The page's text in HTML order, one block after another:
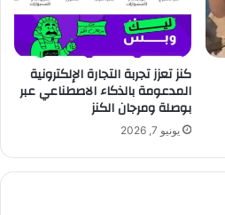
كنز تعزز تجربة التجارة الإلكترونية
المدعومة بالذكاء الاصطناعي عبر
بوصلة ومرجان الكنز
يونيو 7, 2026